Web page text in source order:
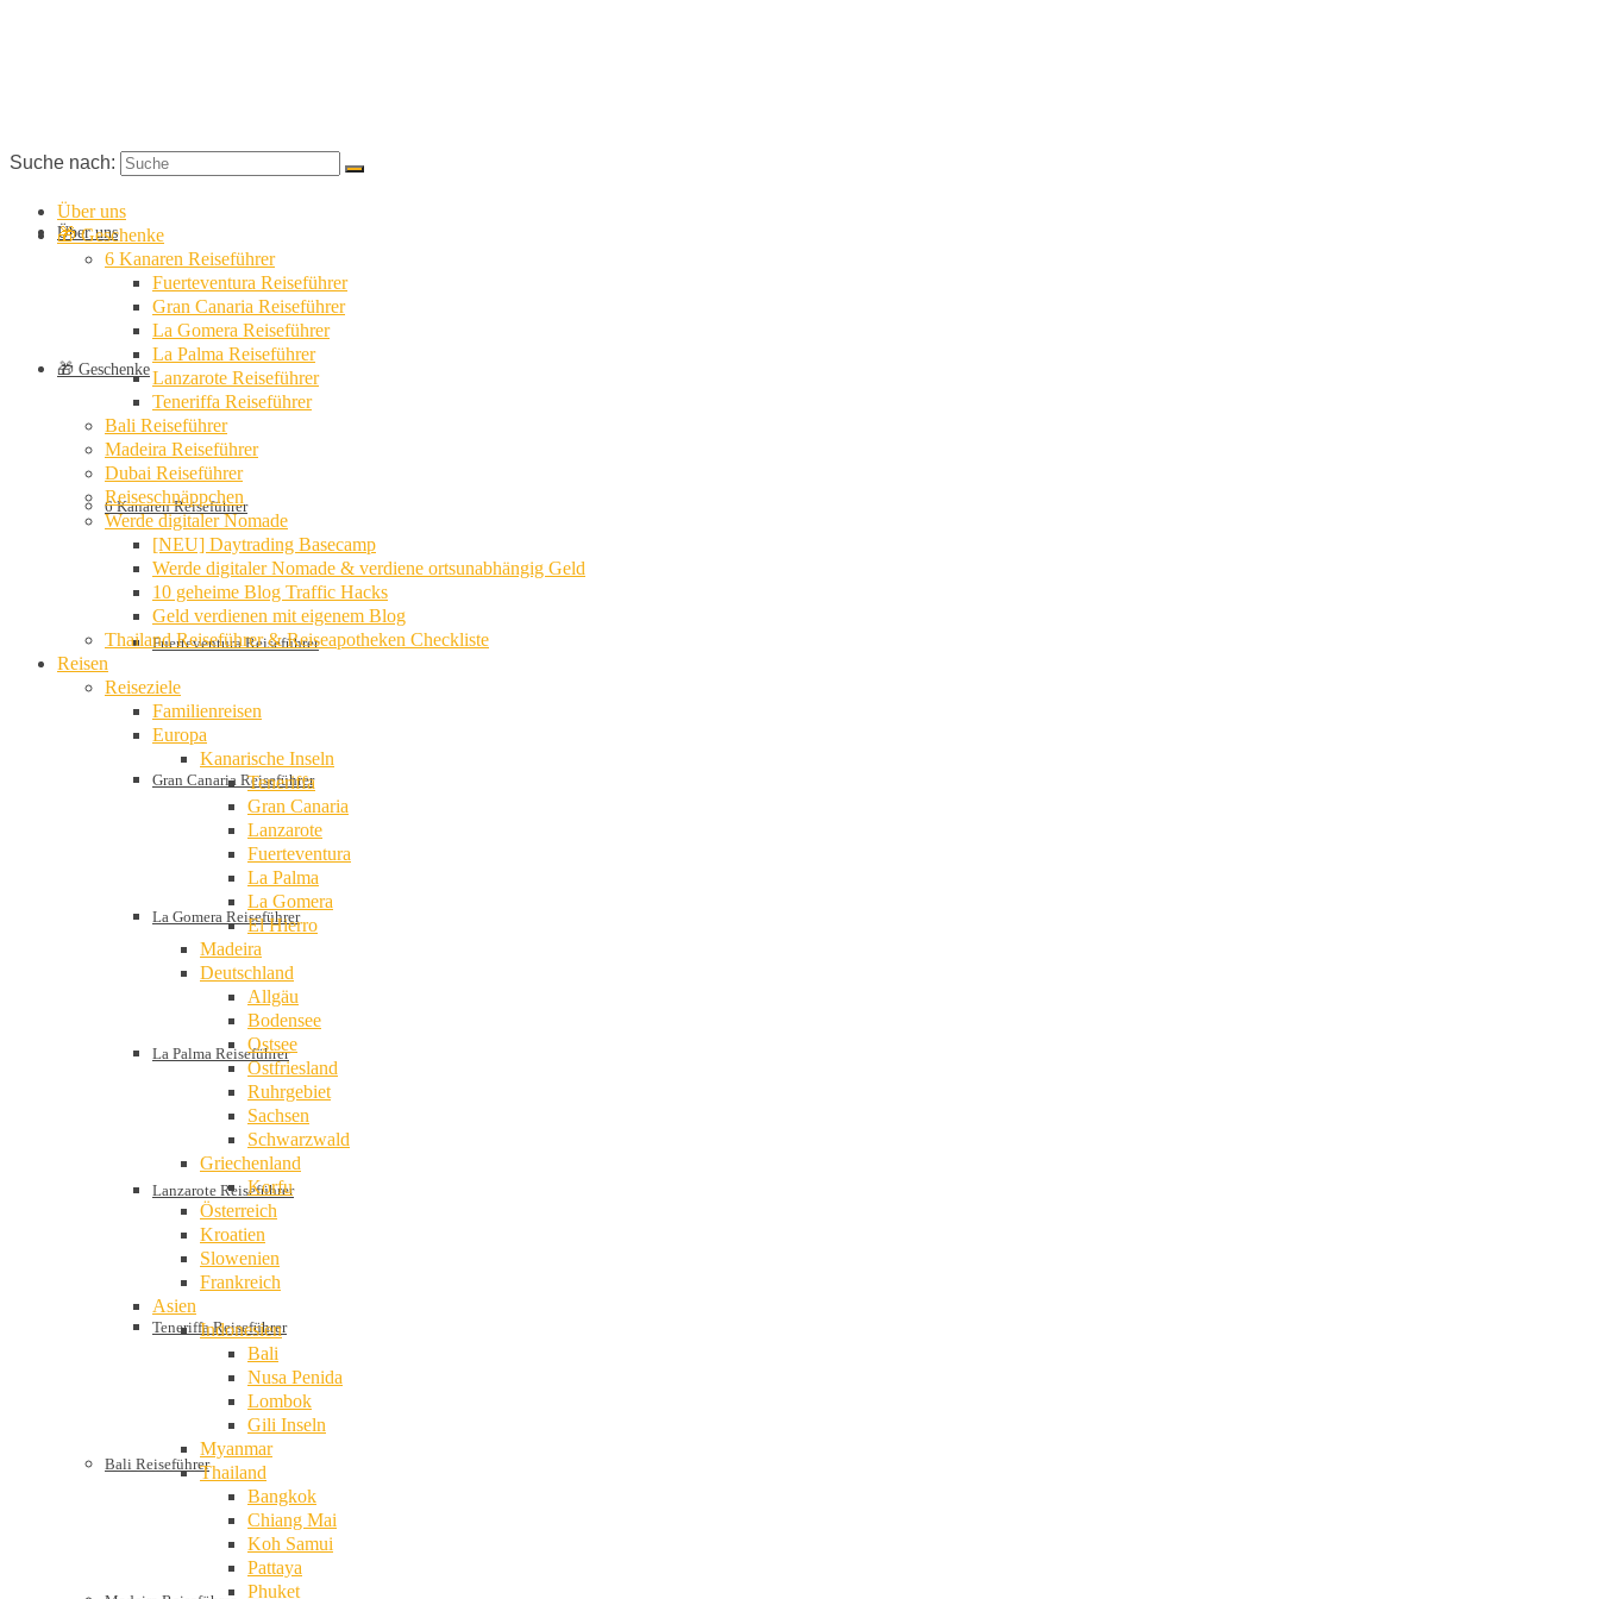
Über uns
🎁 Geschenke
6 Kanaren Reiseführer
Fuerteventura Reiseführer
Gran Canaria Reiseführer
La Gomera Reiseführer
La Palma Reiseführer
Lanzarote Reiseführer
Teneriffa Reiseführer
Bali Reiseführer
Suche nach:
Über uns
🎁 Geschenke
6 Kanaren Reiseführer
Fuerteventura Reiseführer
Gran Canaria Reiseführer
La Gomera Reiseführer
La Palma Reiseführer
Lanzarote Reiseführer
Teneriffa Reiseführer
Bali Reiseführer
Madeira Reiseführer
Dubai Reiseführer
Reiseschnäppchen
Werde digitaler Nomade
[NEU] Daytrading Basecamp
Werde digitaler Nomade & verdiene ortsunabhängig Geld
10 geheime Blog Traffic Hacks
Geld verdienen mit eigenem Blog
Thailand Reiseführer & Reiseapotheken Checkliste
Reisen
Reiseziele
Familienreisen
Europa
Kanarische Inseln
Teneriffa
Gran Canaria
Lanzarote
Fuerteventura
La Palma
La Gomera
El Hierro
Madeira
Deutschland
Allgäu
Bodensee
Ostsee
Ostfriesland
Ruhrgebiet
Sachsen
Schwarzwald
Griechenland
Korfu
Österreich
Kroatien
Slowenien
Frankreich
Asien
Indonesien
Bali
Nusa Penida
Lombok
Gili Inseln
Myanmar
Thailand
Bangkok
Chiang Mai
Koh Samui
Pattaya
Phuket